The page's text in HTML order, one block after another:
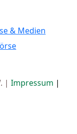
& Medien
| Impressum |